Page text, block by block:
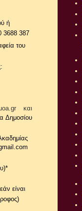
ή
3688 387
του
και
Δημοσίου
είναι